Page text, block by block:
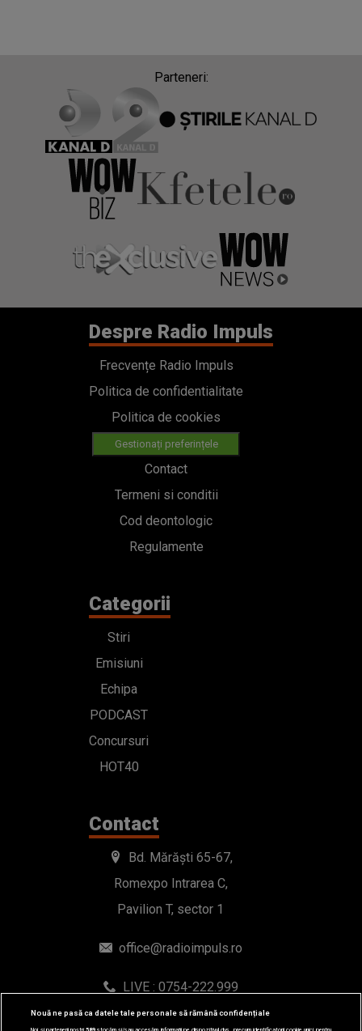
Parteneri:
Despre Radio Impuls
Frecvențe Radio Impuls
Politica de confidentialitate
Politica de cookies
Gestionați preferințele
Contact
Termeni si conditii
Cod deontologic
Regulamente
Categorii
Stiri
Emisiuni
Echipa
PODCAST
Concursuri
HOT40
Contact
Bd. Mărăști 65-67,
Romexpo Intrarea C,
Pavilion T, sector 1
office@radioimpuls.ro
LIVE : 0754-222.999
WhatsApp: 0754-222.999
Nouă ne pasă ca datele tale personale să rămână confidențiale
Noi și partenerii noștri589stocăm și/sau accesăm informații pe dispozitivul dvs., precum identificatorii cookie unici pentru